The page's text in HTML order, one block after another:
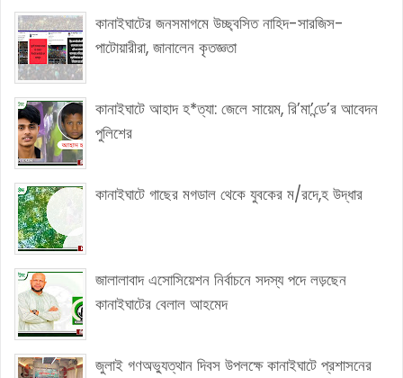
কানাইঘাটের জনসমাগমে উচ্ছ্বসিত নাহিদ-সারজিস-
পাটোয়ারীরা, জানালেন কৃতজ্ঞতা
কানাইঘাটে আহাদ হ*ত্যা: জেলে সায়েম, রি’মা’ন্ডে’র আবেদন
পুলিশের
কানাইঘাটে গাছের মগডাল থেকে যুবকের ম/রদে,হ উদ্ধার
জালালাবাদ এসোসিয়েশন নির্বাচনে সদস্য পদে লড়ছেন
কানাইঘাটের বেলাল আহমেদ
জুলাই গণঅভ্যুত্থান দিবস উপলক্ষে কানাইঘাটে প্রশাসনের